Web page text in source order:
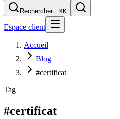
Rechercher…⌘K
Espace client
Accueil
Blog
#certificat
Tag
#certificat